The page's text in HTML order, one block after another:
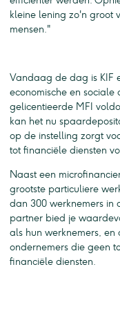
kleine lening zo'n groot
mensen."
Vandaag de dag is KIF
economische en sociale
gelicentieerde MFI
kan het nu
op de instelling zorgt
tot financiële diensten
Naast een
grootste particuliere
dan 300 werknemers in
partner bied je
als hun werknemers,
ondernemers die geen
financiële diensten.